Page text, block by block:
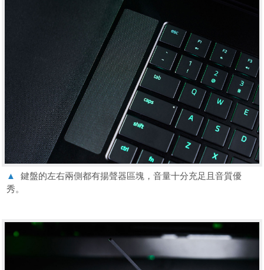
▲
鍵盤的左右兩側都有揚聲器區塊，音量十分充足且音質優
秀。